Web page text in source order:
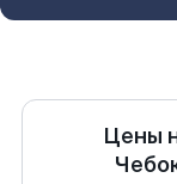
Цены